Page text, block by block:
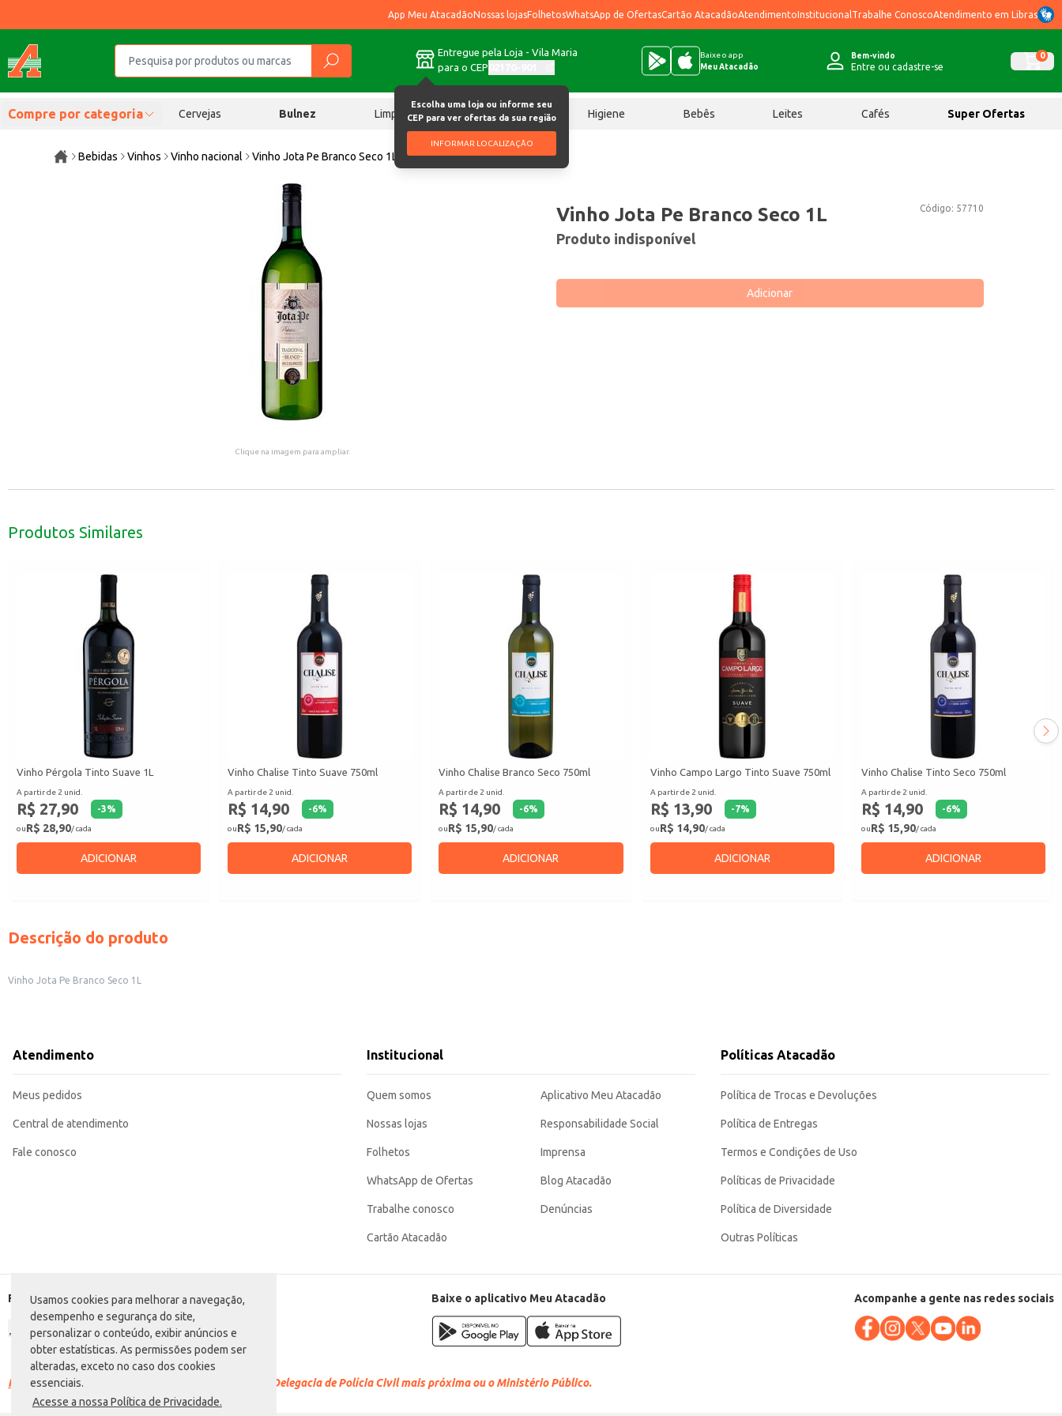
Usamos cookies para melhorar a navegação,
desempenho e segurança do site,
personalizar o conteúdo, exibir anúncios e
obter estatísticas. As permissões podem ser
alteradas, exceto no caso dos cookies
essenciais.
Acesse a nossa Política de Privacidade.
App Meu AtacadãoNossas lojasFolhetosWhatsApp de OfertasCartão AtacadãoAtendimentoInstitucional Trabalhe ConoscoAtendimento em Libras
Entregue pela Loja - Vila Maria
para o CEP
Escolha uma loja ou informe seu
CEP para ver ofertas da sua região
INFORMAR LOCALIZAÇÃO
Baixe o app
Meu Atacadão
Bem-vindo
Entre ou cadastre-se
0
Compre por categoria Cervejas Bulnez Limpeza Chocolates Higiene Bebês Leites Cafés Super Ofertas
Bebidas Vinhos Vinho nacional Vinho Jota Pe Branco Seco 1L
Clique na imagem para ampliar.
Código: 57710
Vinho Jota Pe Branco Seco 1L
Produto indisponível
Adicionar
Produtos Similares
Vinho Pérgola Tinto Suave 1L
A partir de 2 unid.
R$ 27,90 -3%
ouR$ 28,90/ cada
ADICIONAR
Vinho Chalise Tinto Suave 750ml
A partir de 2 unid.
R$ 14,90 -6%
ouR$ 15,90/ cada
ADICIONAR
Vinho Chalise Branco Seco 750ml
A partir de 2 unid.
R$ 14,90 -6%
ouR$ 15,90/ cada
ADICIONAR
Vinho Campo Largo Tinto Suave 750ml
A partir de 2 unid.
R$ 13,90 -7%
ouR$ 14,90/ cada
ADICIONAR
Vinho Chalise Tinto Seco 750ml
A partir de 2 unid.
R$ 14,90 -6%
ouR$ 15,90/ cada
ADICIONAR
Descrição do produto
Vinho Jota Pe Branco Seco 1L
Atendimento
Meus pedidos
Central de atendimento
Fale conosco
Institucional
Quem somos
Nossas lojas
Folhetos
WhatsApp de Ofertas
Trabalhe conosco
Cartão Atacadão
Aplicativo Meu Atacadão
Responsabilidade Social
Imprensa
Blog Atacadão
Denúncias
Políticas Atacadão
Política de Trocas e Devoluções
Política de Entregas
Termos e Condições de Uso
Políticas de Privacidade
Política de Diversidade
Outras Políticas
Formas de pagamento Baixe o aplicativo Meu Atacadão Acompanhe a gente nas redes sociais
Racismo é crime. Denuncie. Disque 100 ou procure a Delegacia de Polícia Civil mais próxima ou o Ministério Público.